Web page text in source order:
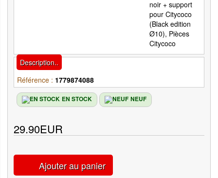
Description..
Référence : 1779874088
EN STOCK NEUF
29.90EUR
Ajouter au panier